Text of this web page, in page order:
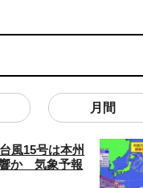
月間
風15号は本州
か 気象予報